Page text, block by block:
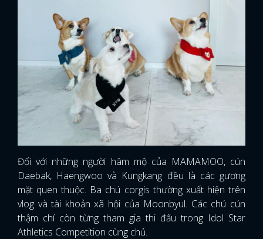
Đối với những người hâm mộ của MAMAMOO, cún
Daebak, Haengwoo và Kungkang đều là các gương
mặt quen thuộc. Ba chú corgis thường xuất hiện trên
vlog và tài khoản xã hội của Moonbyul. Các chú cún
thậm chí còn từng tham gia thi đấu trong Idol Star
Athletics Competition cùng chủ.